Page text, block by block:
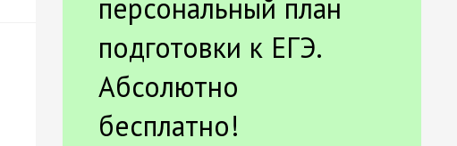
персональный план
подготовки к ЕГЭ.
Абсолютно
бесплатно!